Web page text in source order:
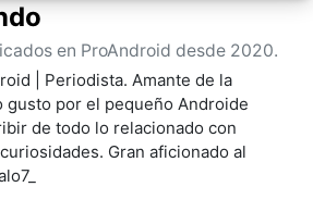
en ProAndroid desde 2020.
| Periodista. Amante de la
por el pequeño Androide
de todo lo relacionado con
Gran aficionado al